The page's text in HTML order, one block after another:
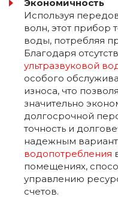
Экономичность
Используя
волн, этот прибор
воды, потребляя
Благодаря
ультразвуковой
особого
износа, что
значительно
долгосрочной
точность и
надежным
водопотребления
помещениях,
управлению
счетов.